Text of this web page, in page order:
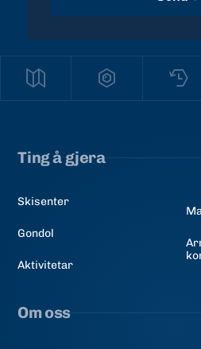
Ting å gjera
Skisenter
Gondol
Aktivitetar
Om oss